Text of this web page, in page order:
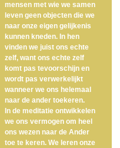
mensen met wie we samen
leven geen objecten die we
naar onze eigen gelijkenis
kunnen kneden. In hen
vinden we juist ons echte
zelf, want ons echte zelf
komt pas tevoorschijn en
wordt pas verwerkelijkt
wanneer we ons helemaal
naar de ander toekeren.
In de meditatie ontwikkelen
we ons vermogen om heel
ons wezen naar de Ander
toe te keren. We leren onze